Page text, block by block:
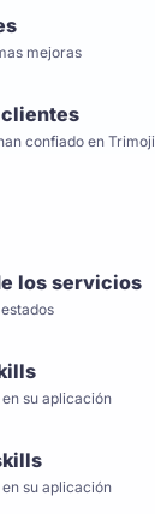
mejoras
clientes
confiado en Trimoji
los servicios
su aplicación
su aplicación